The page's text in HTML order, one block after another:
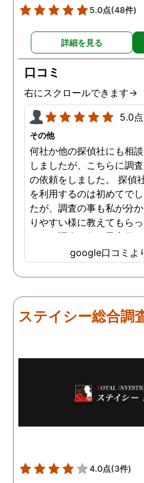
と会い、そのまま夜まで過
間もラブホテルの利用もし
たようで、たった一日で不
倫の証拠を揃えることがで
きました。
5.0点(48件)
詳細を見る
口コミ
右にスクロールできます→
5.0点
その他
何社か他の探偵社にも相談
しましたが、こちらに調査
の依頼をしました。 探偵
を利用するのは初めてでし
たが、調査の事も私が分か
りやすい様に教えてもらっ
たり、調査を行う予定日は
私の希望を聞いてもらいつ
つ、探偵さんのご意見も取
り入れ、細かく打ち合わせ
た。調査を行った日はその
日の報告を入れてくれたり
も助かりました。 報告書
ケアもしてもらったり色々
google口コミよ
ステイシー総合調
4.0点(3件)